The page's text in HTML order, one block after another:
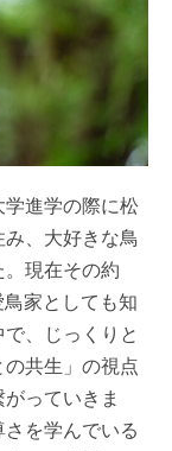
学進学の際に松
、大好きな鳥
現在その約
家としても知
、じっくりと
共生」の視点
っていきま
を学んでいる